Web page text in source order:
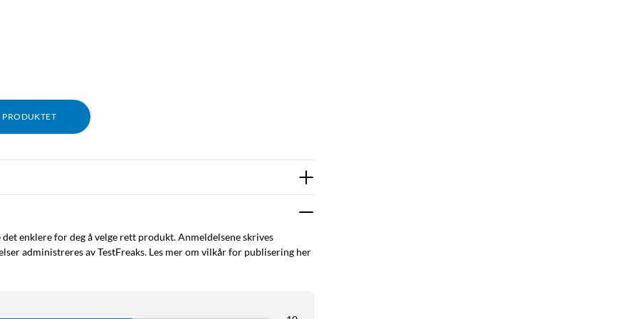
PRODUKTET
natten med god sikt i svakt lys. Gatelys i nærheten er alt du
enklere for deg å velge rett produkt. Anmeldelsene skrives
administreres av TestFreaks. Les mer om vilkår for publisering her